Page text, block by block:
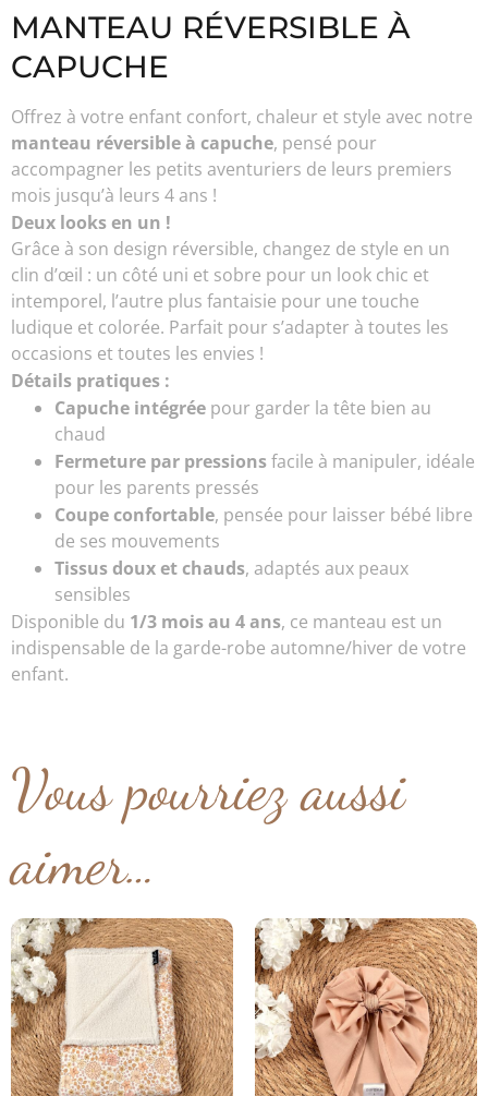
MANTEAU RÉVERSIBLE À
CAPUCHE
Offrez à votre enfant confort, chaleur et style avec notre
manteau réversible à capuche, pensé pour
accompagner les petits aventuriers de leurs premiers
mois jusqu’à leurs 4 ans !
Deux looks en un !
Grâce à son design réversible, changez de style en un
clin d’œil : un côté uni et sobre pour un look chic et
intemporel, l’autre plus fantaisie pour une touche
ludique et colorée. Parfait pour s’adapter à toutes les
occasions et toutes les envies !
Détails pratiques :
Capuche intégrée pour garder la tête bien au
chaud
Fermeture par pressionsfacile à manipuler, idéale
pour les parents pressés
Coupe confortable, pensée pour laisser bébé libre
de ses mouvements
Tissus doux et chauds, adaptés aux peaux
sensibles
Disponible du 1/3 mois au 4 ans, ce manteau est un
indispensable de la garde-robe automne/hiver de votre
enfant.
Vous pourriez aussi
aimer…